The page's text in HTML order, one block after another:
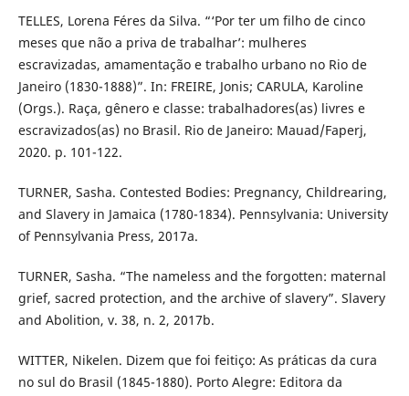
TELLES, Lorena Féres da Silva. “‘Por ter um filho de cinco
meses que não a priva de trabalhar’: mulheres
escravizadas, amamentação e trabalho urbano no Rio de
Janeiro (1830-1888)”. In: FREIRE, Jonis; CARULA, Karoline
(Orgs.). Raça, gênero e classe: trabalhadores(as) livres e
escravizados(as) no Brasil. Rio de Janeiro: Mauad/Faperj,
2020. p. 101-122.
TURNER, Sasha. Contested Bodies: Pregnancy, Childrearing,
and Slavery in Jamaica (1780-1834). Pennsylvania: University
of Pennsylvania Press, 2017a.
TURNER, Sasha. “The nameless and the forgotten: maternal
grief, sacred protection, and the archive of slavery”. Slavery
and Abolition, v. 38, n. 2, 2017b.
WITTER, Nikelen. Dizem que foi feitiço: As práticas da cura
no sul do Brasil (1845-1880). Porto Alegre: Editora da